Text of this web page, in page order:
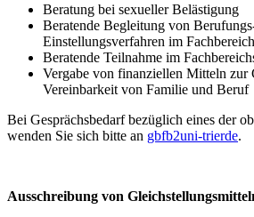
Beratung bei sexueller Belästigung
Beratende Begleitung von
Einstellungsverfahren im Fachbereich
Beratende Teilnahme im
Vergabe von finanziellen Mitteln zur
Vereinbarkeit von Familie und Beruf
Bei Gesprächsbedarf bezüglich eines der
wenden Sie sich bitte an gbfb2uni-trierde.
Ausschreibung von